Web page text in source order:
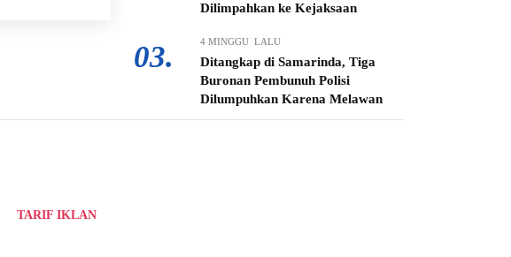
Dilimpahkan ke Kejaksaan
03. 4 MINGGU LALU
Ditangkap di Samarinda, Tiga
Buronan Pembunuh Polisi
Dilumpuhkan Karena Melawan
TARIF IKLAN